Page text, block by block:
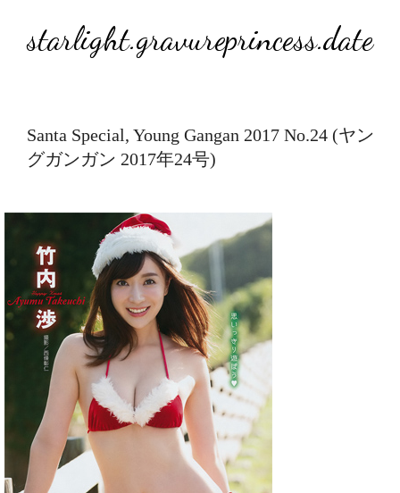
starlight.gravureprincess.date
Santa Special, Young Gangan 2017 No.24 (ヤン
グガンガン 2017年24号)